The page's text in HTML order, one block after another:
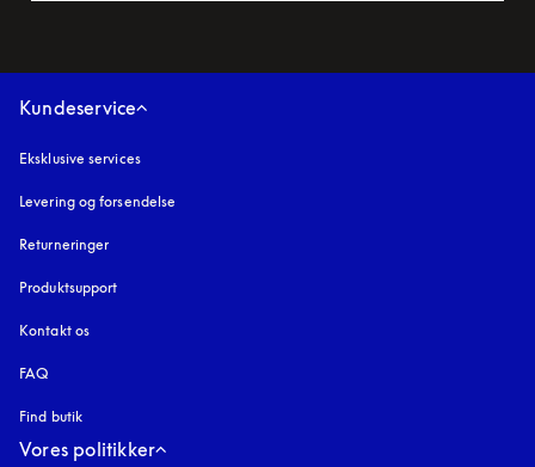
Kundeservice
Eksklusive services
Levering og forsendelse
Returneringer
Produktsupport
Kontakt os
FAQ
Find butik
Vores politikker